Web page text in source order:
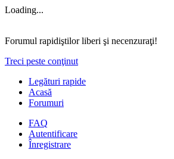
Loading...
Forumul rapidiştilor liberi şi necenzuraţi!
Treci peste conţinut
Legături rapide
Acasă
Forumuri
FAQ
Autentificare
Înregistrare